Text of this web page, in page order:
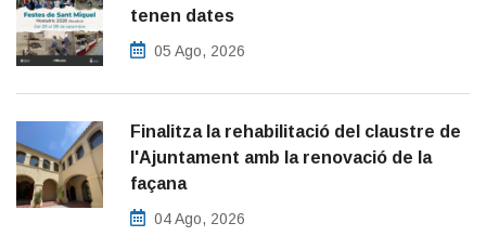
tenen dates
05 Ago, 2026
Finalitza la rehabilitació del claustre de
l'Ajuntament amb la renovació de la
façana
04 Ago, 2026